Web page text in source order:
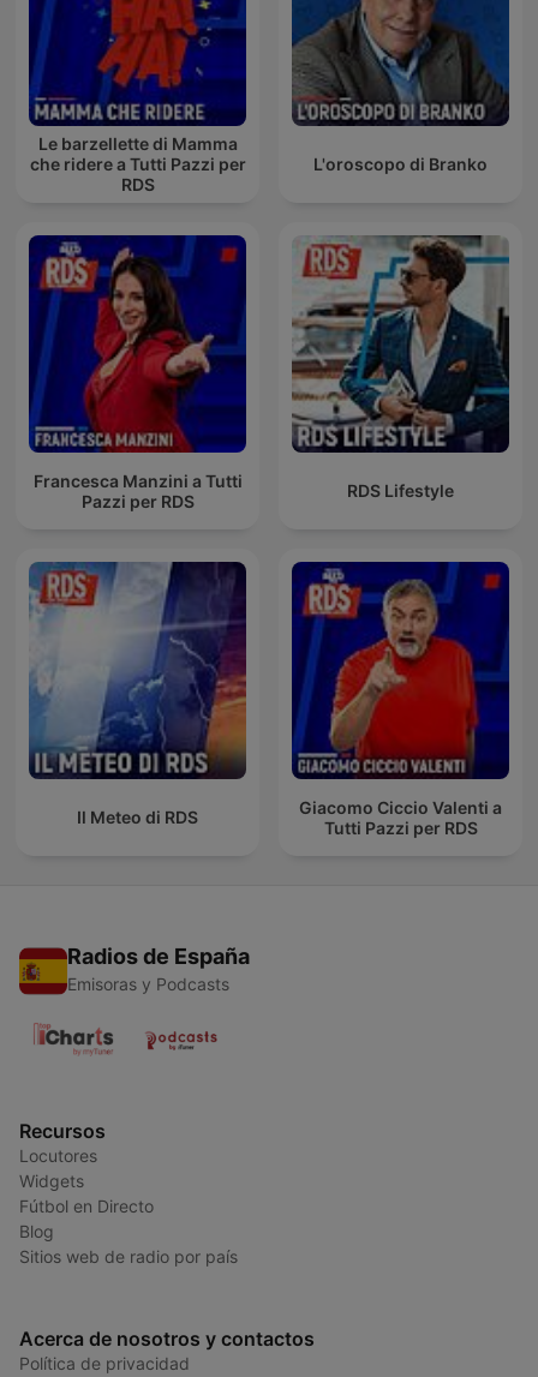
Le barzellette di Mamma
che ridere a Tutti Pazzi per
RDS
L'oroscopo di Branko
Francesca Manzini a Tutti
Pazzi per RDS
RDS Lifestyle
Il Meteo di RDS
Giacomo Ciccio Valenti a
Tutti Pazzi per RDS
Radios de España
Emisoras y Podcasts
Recursos
Locutores
Widgets
Fútbol en Directo
Blog
Sitios web de radio por país
Acerca de nosotros y contactos
Política de privacidad